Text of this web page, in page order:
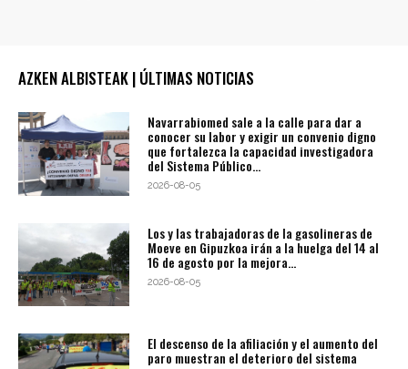
AZKEN ALBISTEAK | ÚLTIMAS NOTICIAS
Navarrabiomed sale a la calle para dar a
conocer su labor y exigir un convenio digno
que fortalezca la capacidad investigadora
del Sistema Público...
2026-08-05
Los y las trabajadoras de la gasolineras de
Moeve en Gipuzkoa irán a la huelga del 14 al
16 de agosto por la mejora...
2026-08-05
El descenso de la afiliación y el aumento del
paro muestran el deterioro del sistema